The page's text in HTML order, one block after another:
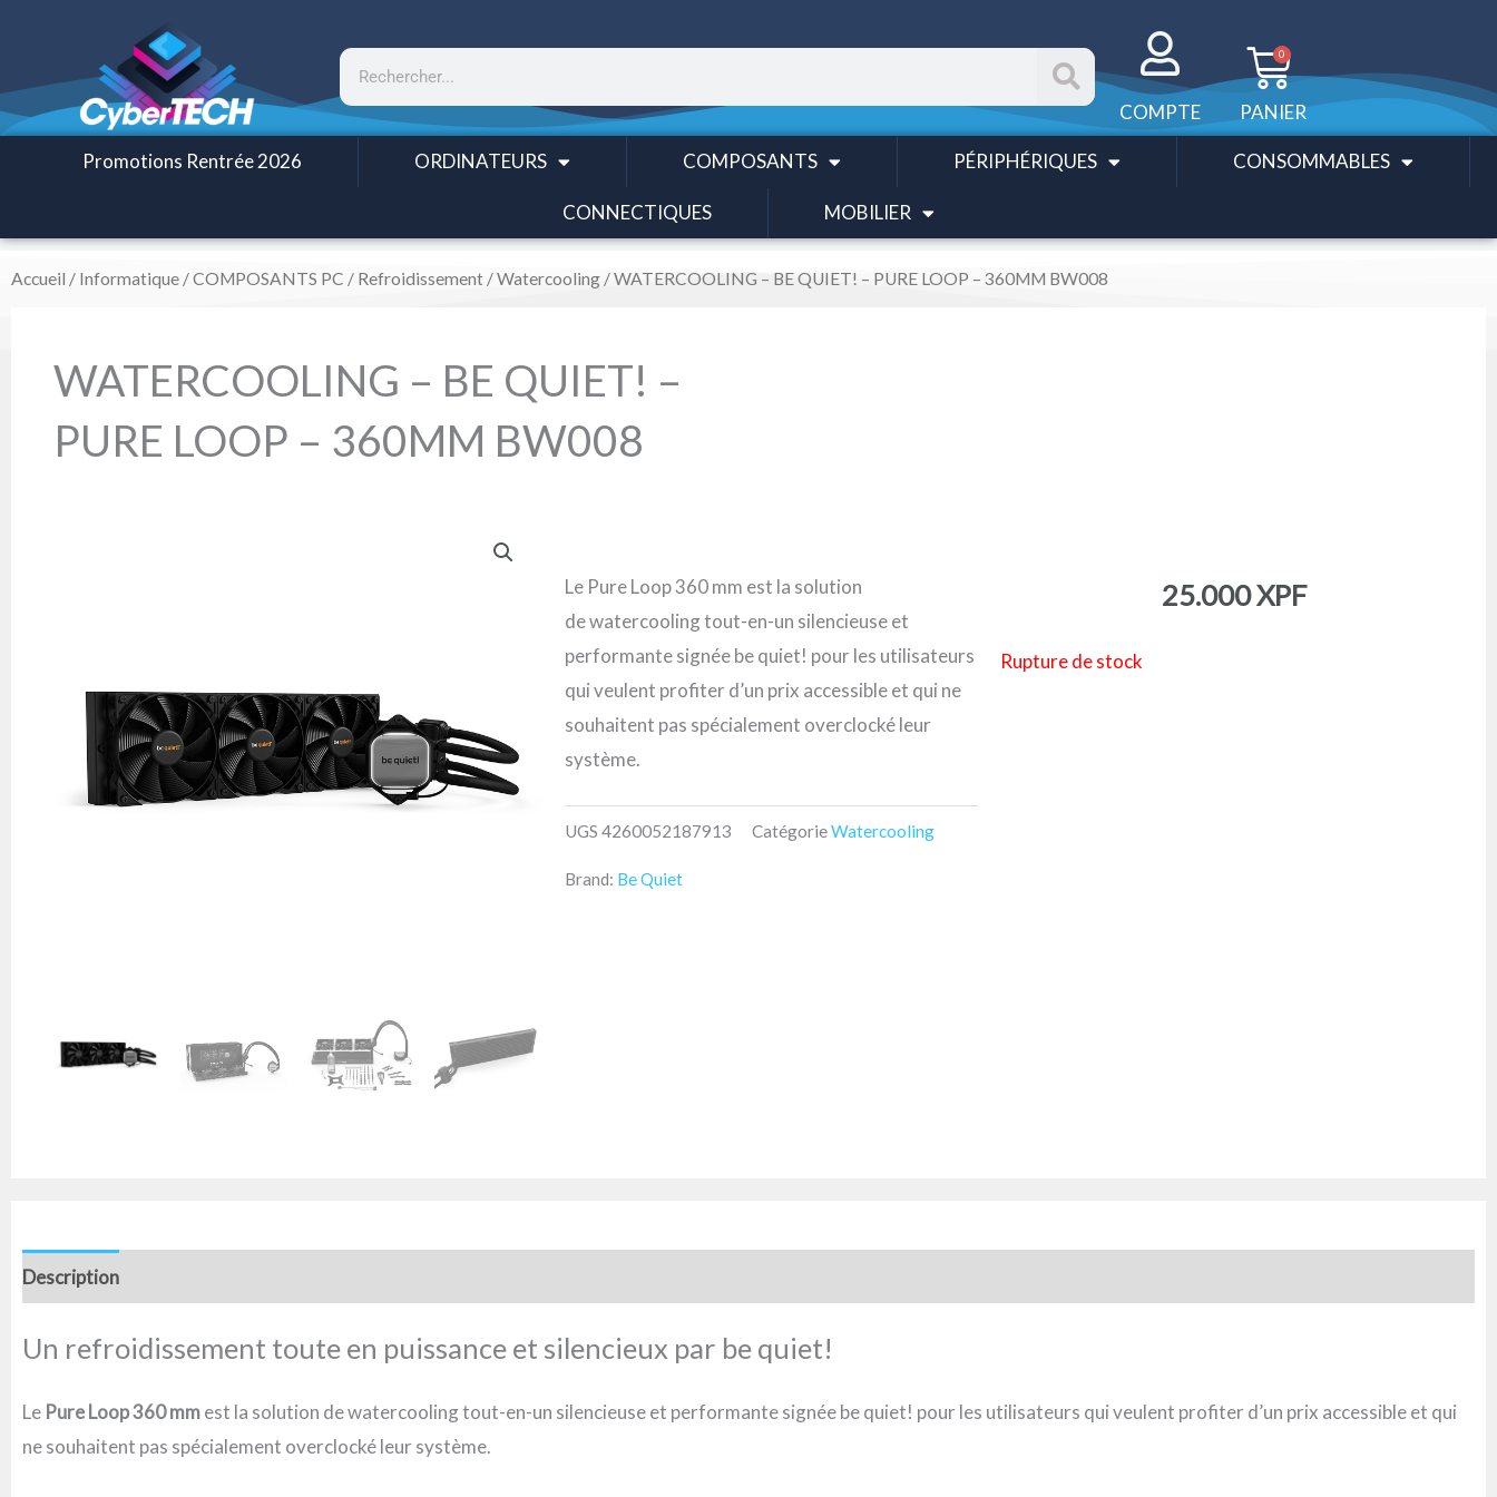
contenu
Rechercher
COMPTE
0
Panier
PANIER
Promotions Rentrée 2026 ORDINATEURS COMPOSANTS PÉRIPHÉRIQUES CONSOMMABLES
CONNECTIQUES MOBILIER
Accueil / Informatique /COMPOSANTS PC / Refroidissement /Watercooling / WATERCOOLING – BE QUIET! – PURE LOOP – 360MM BW008
WATERCOOLING – BE QUIET! –
PURE LOOP – 360MM BW008
Le Pure Loop 360 mm est la solution
de watercooling tout-en-un silencieuse et
performante signée be quiet! pour les utilisateurs
qui veulent profiter d’un prix accessible et qui ne
souhaitent pas spécialement overclocké leur
système.
UGS 4260052187913 CatégorieWatercooling
Brand: Be Quiet
25.000XPF
Rupture de stock
Description
Un refroidissement toute en puissance et silencieux par be quiet!
Le Pure Loop 360 mmest la solution de watercooling tout-en-un silencieuse et performante signée be quiet! pour les utilisateurs qui veulent profiter d’un prix accessible et qui
ne souhaitent pas spécialement overclocké leur système.